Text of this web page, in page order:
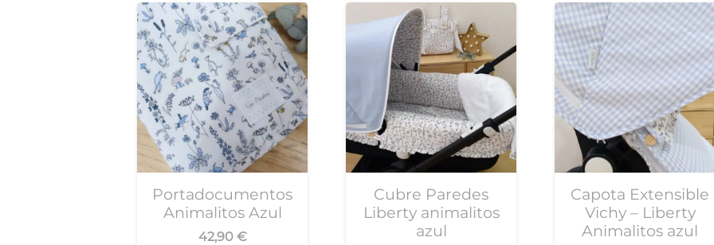
Portadocumentos
Animalitos Azul
42,90 €
Cubre Paredes
Liberty animalitos
azul
Capota Extensible
Vichy – Liberty
Animalitos azul